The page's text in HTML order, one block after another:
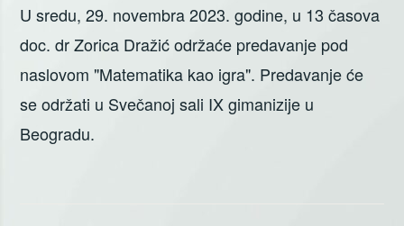
U sredu, 29. novembra 2023. godine, u 13 časova
doc. dr Zorica Dražić održaće predavanje pod
naslovom "Matematika kao igra". Predavanje će
se održati u Svečanoj sali IX gimanizije u
Beogradu.